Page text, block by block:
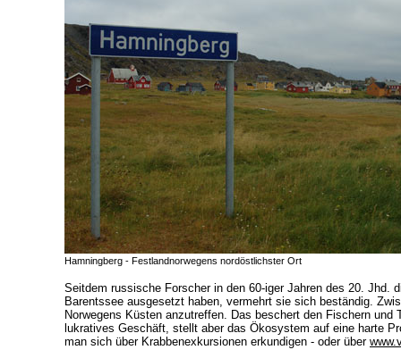
Hamningberg - Festlandnorwegens nordöstlichster Ort
Seitdem russische Forscher in den 60-iger Jahren des 20. Jhd.
Barentssee ausgesetzt haben, vermehrt sie sich beständig.
Norwegens Küsten anzutreffen. Das beschert den Fischern und
lukratives Geschäft, stellt aber das Ökosystem auf eine harte
man sich über Krabbenexkursionen erkundigen - oder über